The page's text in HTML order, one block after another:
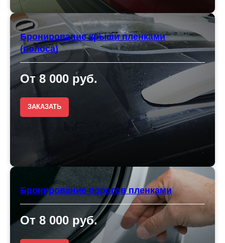
Бронирование крыши пленками
(полоса)
От 8 000 руб.
ЗАКАЗАТЬ
Бронирование порогов пленками
От 8 000 руб.